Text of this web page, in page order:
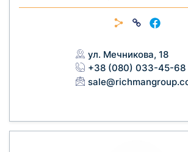
ул. Мечникова, 18
+38 (080) 033-45-68